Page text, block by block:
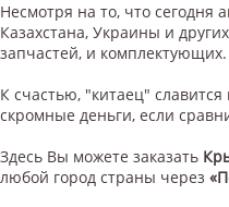
Несмотря на то, что сегодня
Казахстана, Украины и
запчастей, и комплектующих.
К счастью, "китаец"
скромные деньги, если
Здесь Вы можете заказать
любой город страны через